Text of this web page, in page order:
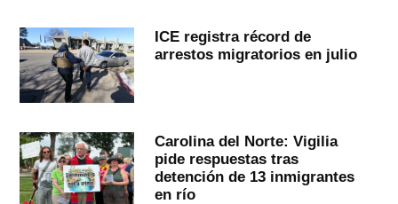
ICE registra récord de
arrestos migratorios en julio
Carolina del Norte: Vigilia
pide respuestas tras
detención de 13 inmigrantes
en río